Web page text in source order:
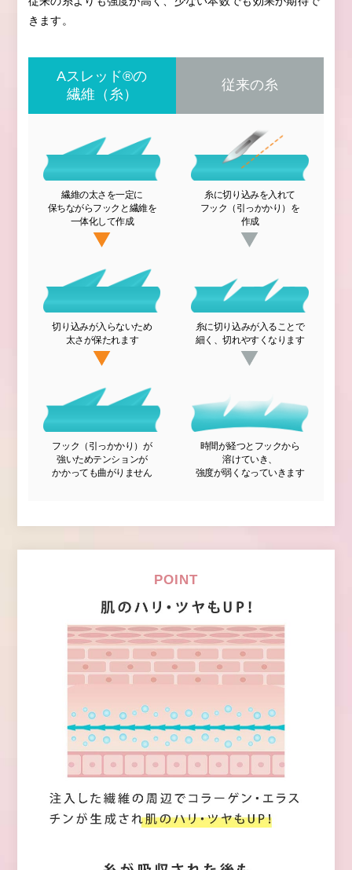
きます。
Aスレッド®の
繊維（糸）
繊維の太さを一定に
保ちながらフックと繊維を
一体化して作成
切り込みが入らないため
太さが保たれます
フック（引っかかり）が
強いためテンションが
かかっても曲がりません
従来の糸
糸に切り込みを入れて
フック（引っかかり）を
作成
糸に切り込みが入ることで
細く、切れやすくなります
時間が経つとフックから
溶けていき、
強度が弱くなっていきます
POINT